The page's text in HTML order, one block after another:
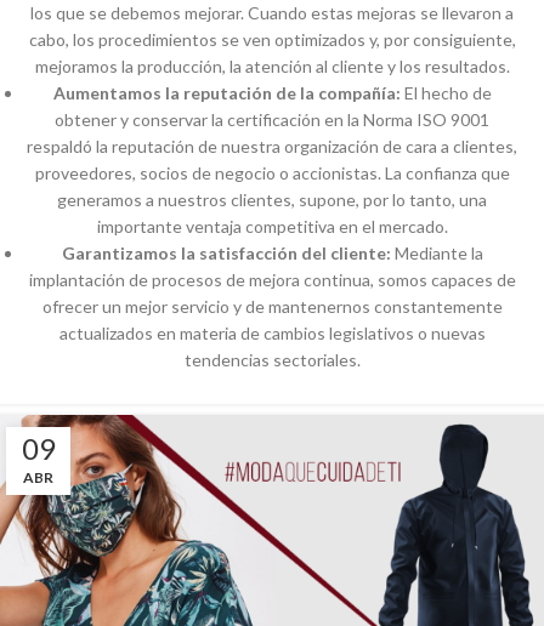
los que se debemos mejorar. Cuando estas mejoras se llevaron a
cabo, los procedimientos se ven optimizados y, por consiguiente,
mejoramos la producción, la atención al cliente y los resultados.
Aumentamos la reputación de la compañía: El hecho de
obtener y conservar la certificación en la Norma ISO 9001
respaldó la reputación de nuestra organización de cara a clientes,
proveedores, socios de negocio o accionistas. La confianza que
generamos a nuestros clientes, supone, por lo tanto, una
importante ventaja competitiva en el mercado.
Garantizamos la satisfacción del cliente: Mediante la
implantación de procesos de mejora continua, somos capaces de
ofrecer un mejor servicio y de mantenernos constantemente
actualizados en materia de cambios legislativos o nuevas
tendencias sectoriales.
09
ABR